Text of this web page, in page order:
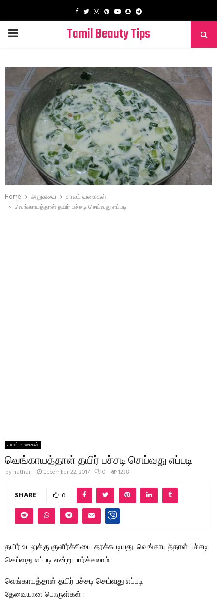
Facebook
TwitterInstagram
PinterestYoutube
SnapchatTelegram
PRIMARY
Tamil Beauty Tips
Home அறுசுவை
சாலட் வகைகள்
வெங்காயத்தாள் தயிர் பச்சடி செய்வது எப்படி
சாலட் வகைகள்
வெங்காயத்தாள் தயிர் பச்சடி செய்வது எப்படி
by nathan December 22, 2017 0 1238
SHARE 0
தயிர் உடலுக்கு குளிர்ச்சியை தரக்கூடியது. வெங்காயத்தாள் பச்சடி
செய்வது எப்படி என்று பார்க்கலாம்.
வெங்காயத்தாள் தயிர் பச்சடி செய்வது எப்படி
தேவையான பொருள்கள் :